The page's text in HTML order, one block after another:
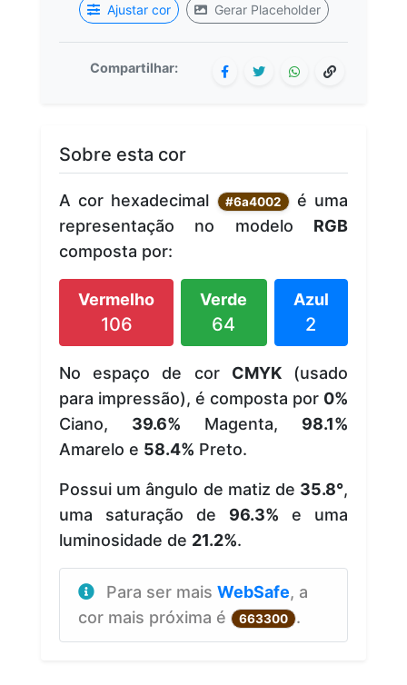
Ajustar cor Gerar Placeholder
Compartilhar:
Sobre esta cor
A cor hexadecimal #6a4002
é uma
representação no modelo RGB
composta por:
Vermelho
106
Verde
64
Azul
2
No espaço de cor CMYK(usado
para impressão), é composta por 0%
Ciano, 39.6% Magenta, 98.1%
Amarelo e 58.4% Preto.
Possui um ângulo de matiz de 35.8°,
uma saturação de 96.3% e uma
luminosidade de 21.2%.
Para ser mais WebSafe, a
cor mais próxima é
663300 .